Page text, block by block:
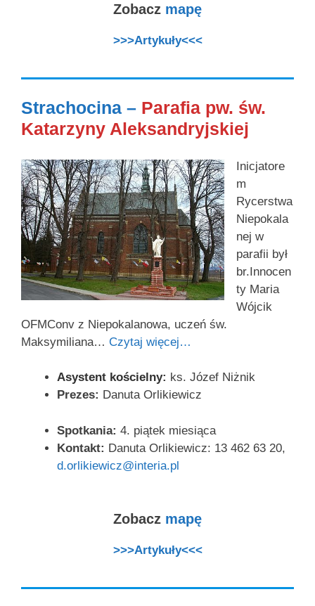
Zobacz mapę
>>>Artykuły<<<
Strachocina – Parafia pw. św.
Katarzyny Aleksandryjskiej
Inicjatore
m
Rycerstwa
Niepokala
nej w
parafii był
br.Innocen
ty Maria
Wójcik
OFMConv z Niepokalanowa, uczeń św.
Maksymiliana… Czytaj więcej…
Asystent kościelny: ks. Józef Niżnik
Prezes: Danuta Orlikiewicz
Spotkania: 4. piątek miesiąca
Kontakt: Danuta Orlikiewicz: 13 462 63 20,
d.orlikiewicz@interia.pl
Zobacz mapę
>>>Artykuły<<<